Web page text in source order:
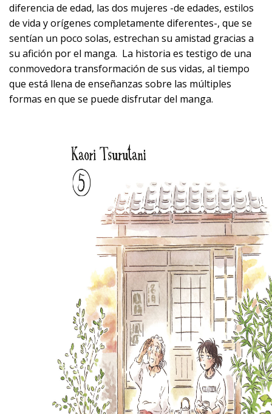
diferencia de edad, las dos mujeres -de edades, estilos
de vida y orígenes completamente diferentes-, que se
sentían un poco solas, estrechan su amistad gracias a
su afición por el manga. La historia es testigo de una
conmovedora transformación de sus vidas, al tiempo
que está llena de enseñanzas sobre las múltiples
formas en que se puede disfrutar del manga.